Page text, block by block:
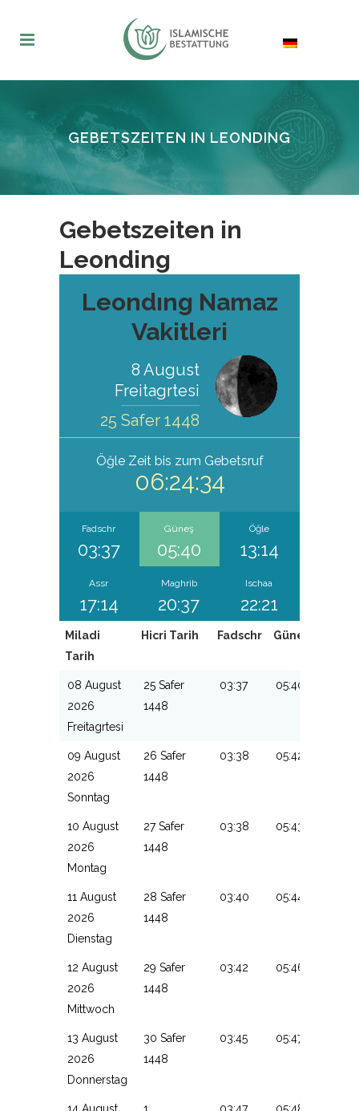
GEBETSZEITEN IN LEONDING
Gebetszeiten in
Leonding
Leondıng Namaz
Vakitleri
8 August
Freitagrtesi
25 Safer 1448
ÖğleZeit bis zum Gebetsruf
06:24:34
Fadschr
03:37
Güneş
05:40
Öğle
13:14
Assr
17:14
Maghrib
20:37
Ischaa
22:21
Miladi
Tarih
Hicri Tarih Fadschr Güneş
08 August
2026
Freitagrtesi
25 Safer
1448
03:37 05:40
09 August
2026
Sonntag
26 Safer
1448
03:38 05:42
10 August
2026
Montag
27 Safer
1448
03:38 05:43
11 August
2026
Dienstag
28 Safer
1448
03:40 05:44
12 August
2026
Mittwoch
29 Safer
1448
03:42 05:46
13 August
2026
Donnerstag
30 Safer
1448
03:45 05:47